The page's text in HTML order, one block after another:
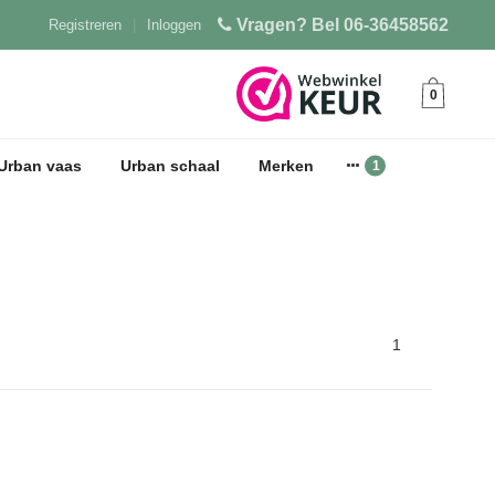
Vragen? Bel 06-36458562
Inloggen
Registreren
0
vaas Urban schaal Merken
1